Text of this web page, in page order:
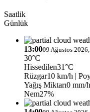
Saatlik
Günlük
13:0009 Ağustos 2026,
30°C
Hissedilen31°C
Rüzgar10 km/h |
Yağış Miktarı0 mm/h
Nem27%